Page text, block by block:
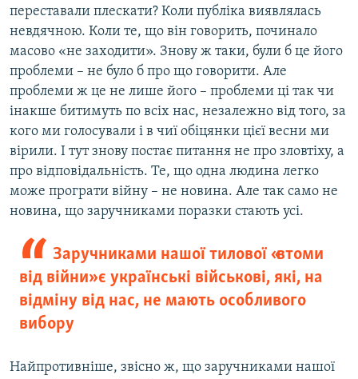
переставали плескати? Коли публіка виявлялась
невдячною. Коли те, що він говорить, починало
масово «не заходити». Знову ж таки, були б це його
проблеми – не було б про що говорити. Але
проблеми ж це не лише його – проблеми ці так чи
інакше битимуть по всіх нас, незалежно від того, за
кого ми голосували і в чиї обіцянки цієї весни ми
вірили. І тут знову постає питання не про зловтіху, а
про відповідальність. Те, що одна людина легко
може програти війну – не новина. Але так само не
новина, що заручниками поразки стають усі.
Заручниками нашої тилової «втоми
від війни» є українські військові, які, на
відміну від нас, не мають особливого
вибору
Найпротивніше, звісно ж, що заручниками нашої